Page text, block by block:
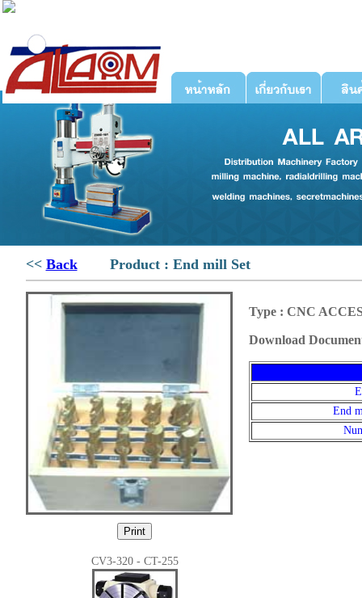
<< BackProduct : End mill Set
CV3-320 - CT-255
Type : CNC
Download
End